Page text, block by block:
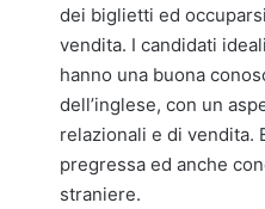
dei biglietti ed
vendita. I candidati
hanno una buona
dell’inglese, con un
relazionali e di vendita.
pregressa ed anche
straniere.